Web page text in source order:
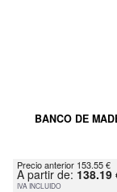
BANCO DE
Precio anterior 153.55 €
A partir de: 138.19
IVA INCLUIDO